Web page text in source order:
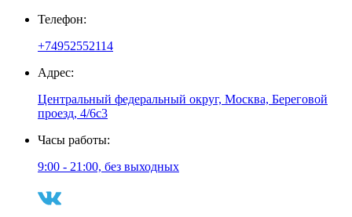
Телефон:
+74952552114
Адрес:
Центральный федеральный округ, Москва, Береговой
проезд, 4/6с3
Часы работы:
9:00 - 21:00, без выходных